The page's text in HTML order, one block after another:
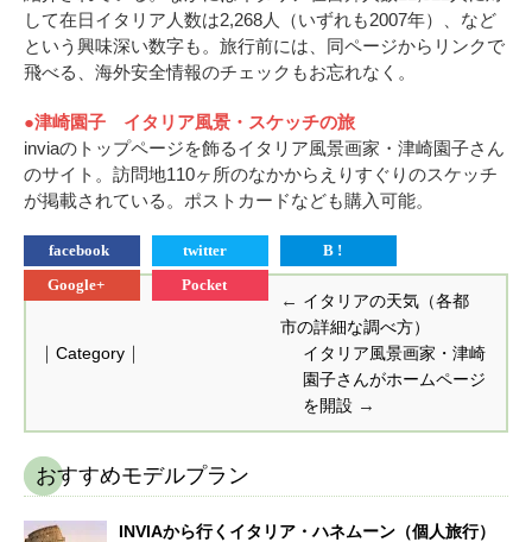
して在日イタリア人数は2,268人（いずれも2007年）、など
という興味深い数字も。旅行前には、同ページからリンクで
飛べる、海外安全情報のチェックもお忘れなく。
●津崎園子 イタリア風景・スケッチの旅
inviaのトップページを飾るイタリア風景画家・津崎園子さん
のサイト。訪問地110ヶ所のなかからえりすぐりのスケッチ
が掲載されている。ポストカードなども購入可能。
facebook twitter
B !
Google+
Pocket
← イタリアの天気（各都
市の詳細な調べ方）
｜ Category ｜
イタリア風景画家・津崎
園子さんがホームページ
を開設 →
おすすめモデルプラン
INVIAから行くイタリア・ハネムーン（個人旅行）